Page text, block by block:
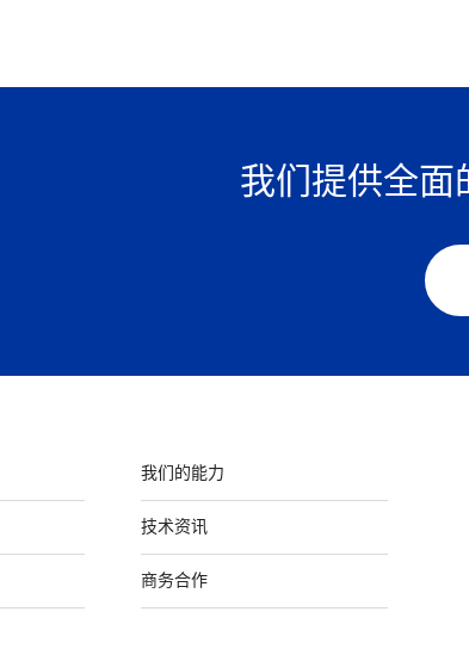
我们提供全面
我们的能力
技术资讯
商务合作